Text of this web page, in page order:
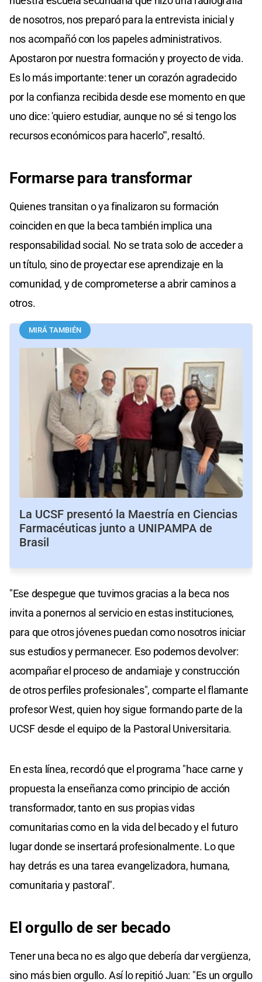
de nosotros, nos preparó para la entrevista inicial y
nos acompañó con los papeles administrativos.
Apostaron por nuestra formación y proyecto de vida.
Es lo más importante: tener un corazón agradecido
por la confianza recibida desde ese momento en que
uno dice: 'quiero estudiar, aunque no sé si tengo los
recursos económicos para hacerlo'", resaltó.
Formarse para transformar
Quienes transitan o ya finalizaron su formación
coinciden en que la beca también implica una
responsabilidad social. No se trata solo de acceder a
un título, sino de proyectar ese aprendizaje en la
comunidad, y de comprometerse a abrir caminos a
otros.
MIRÁ TAMBIÉN
La UCSF presentó la Maestría en Ciencias
Farmacéuticas junto a UNIPAMPA de
Brasil
"Ese despegue que tuvimos gracias a la beca nos
invita a ponernos al servicio en estas instituciones,
para que otros jóvenes puedan como nosotros iniciar
sus estudios y permanecer. Eso podemos devolver:
acompañar el proceso de andamiaje y construcción
de otros perfiles profesionales", comparte el flamante
profesor West, quien hoy sigue formando parte de la
UCSF desde el equipo de la Pastoral Universitaria.
En esta línea, recordó que el programa "hace carne y
propuesta la enseñanza como principio de acción
transformador, tanto en sus propias vidas
comunitarias como en la vida del becado y el futuro
lugar donde se insertará profesionalmente. Lo que
hay detrás es una tarea evangelizadora, humana,
comunitaria y pastoral".
El orgullo de ser becado
Tener una beca no es algo que debería dar vergüenza,
sino más bien orgullo. Así lo repitió Juan: "Es un orgullo